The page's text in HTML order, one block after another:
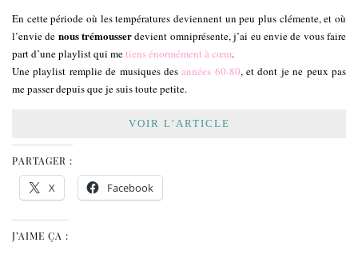
En cette période où les températures deviennent un peu plus clémente, et où
l’envie de nous trémousserdevient omniprésente, j’ai eu envie de vous faire
part d’une playlist qui metiens énormément à cœur.
Une playlist remplie de musiques desannées 60-80, et dont je ne peux pas
me passer depuis que je suis toute petite.
VOIR L’ARTICLE
PARTAGER :
X Facebook
J’AIME ÇA :